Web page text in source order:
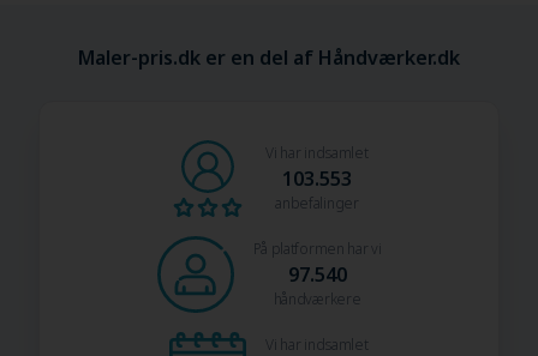
Maler-pris.dk er en del af Håndværker.dk
Vi har indsamlet
103.553
anbefalinger
På platformen har vi
97.540
håndværkere
Vi har indsamlet